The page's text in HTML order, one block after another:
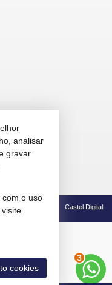
Castel Digital
3
analisar
gravar
com o uso
visite
cookies